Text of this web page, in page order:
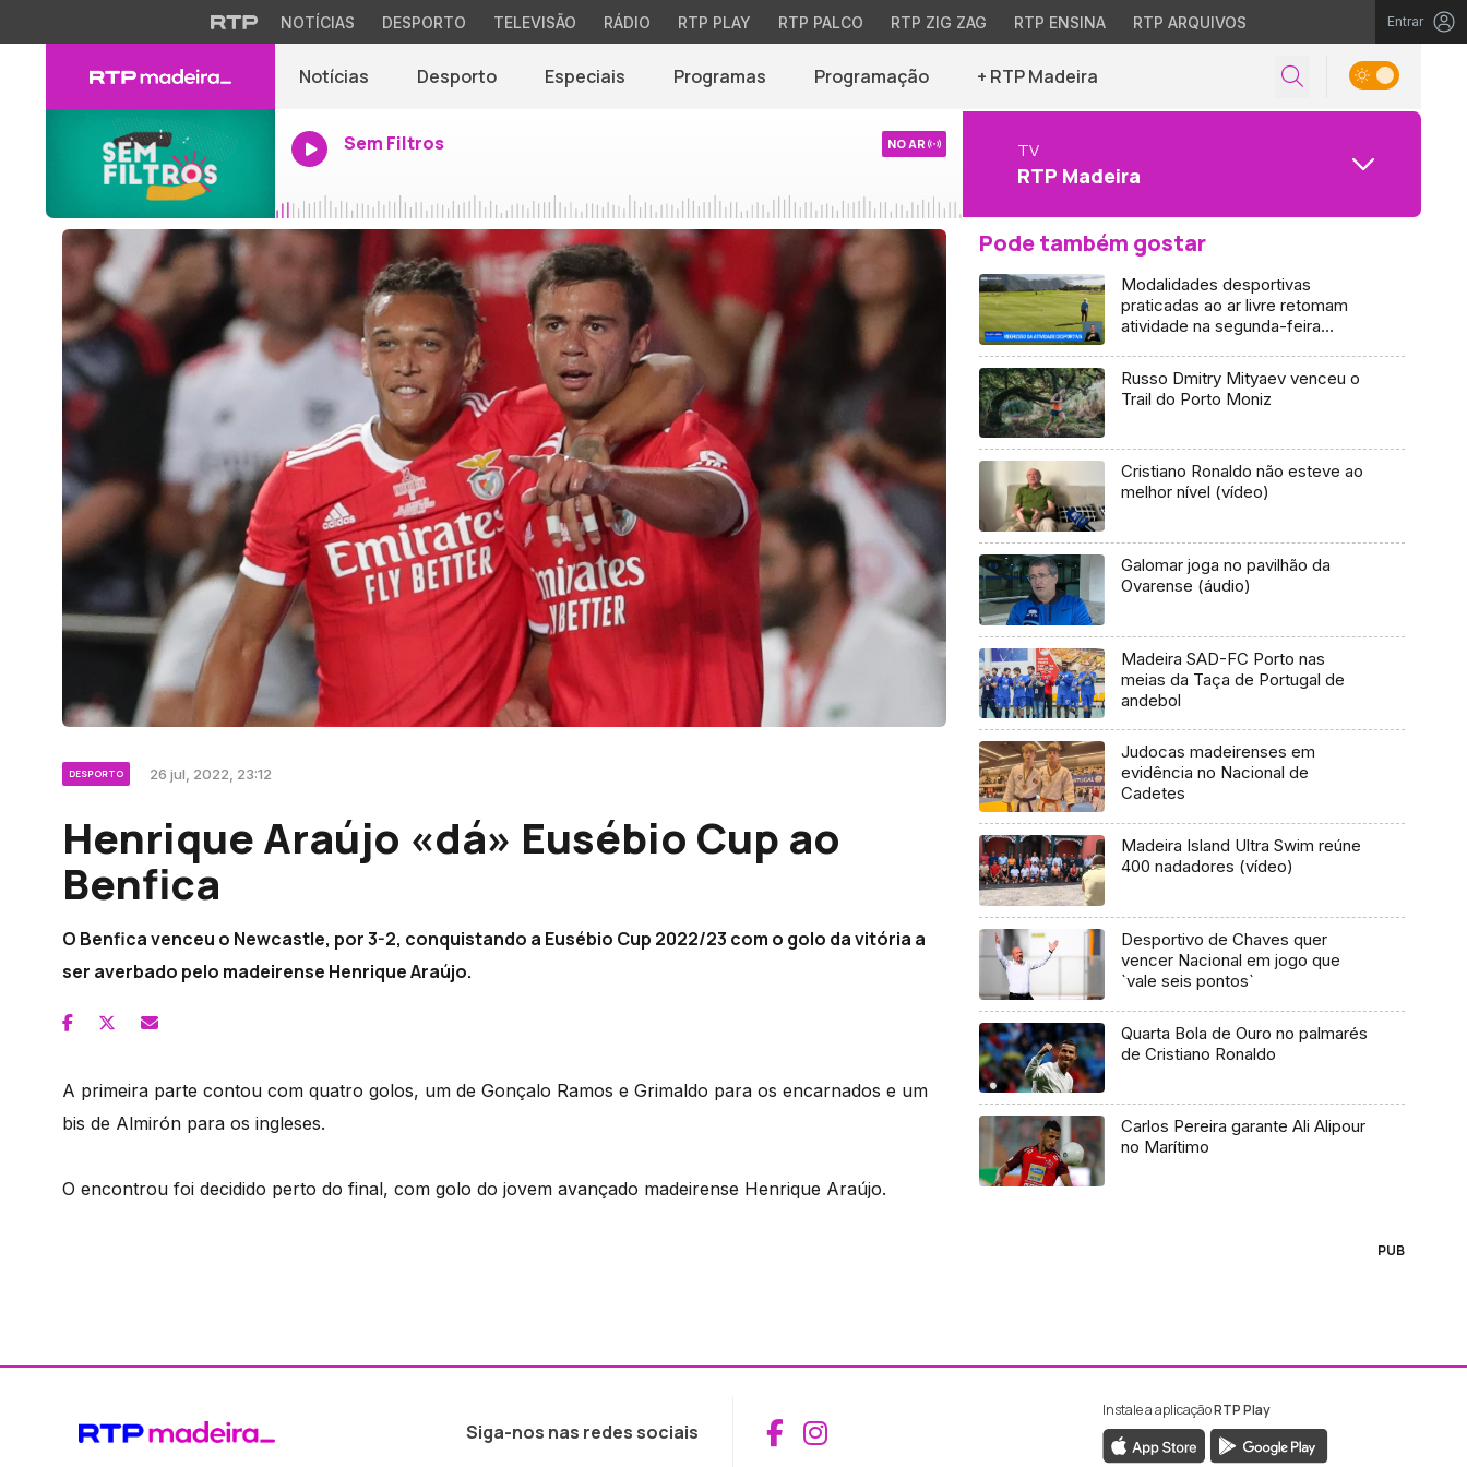
NOTÍCIAS DESPORTO TELEVISÃO RÁDIO RTP PLAY RTP PALCO RTP ZIG ZAG RTP ENSINA RTP ARQUIVOS Entrar
Notícias Desporto Especiais Programas Programação + RTP Madeira
Sem Filtros NO AR TV
RTP Madeira
DESPORTO 26 jul, 2022, 23:12
Henrique Araújo «dá» Eusébio Cup ao
Benfica
O Benfica venceu o Newcastle, por 3-2, conquistando a Eusébio Cup 2022/23 com o golo da vitória a
ser averbado pelo madeirense Henrique Araújo.
A primeira parte contou com quatro golos, um de Gonçalo Ramos e Grimaldo para os encarnados e um
bis de Almirón para os ingleses.
O encontrou foi decidido perto do final, com golo do jovem avançado madeirense Henrique Araújo.
Pode também gostar
Modalidades desportivas
praticadas ao ar livre retomam
atividade na segunda-feira
Russo Dmitry Mityaev venceu o
Trail do Porto Moniz
Cristiano Ronaldo não esteve ao
melhor nível (vídeo)
Galomar joga no pavilhão da
Ovarense (áudio)
Madeira SAD-FC Porto nas
meias da Taça de Portugal de
andebol
Judocas madeirenses em
evidência no Nacional de
Cadetes
Madeira Island Ultra Swim reúne
400 nadadores (vídeo)
Desportivo de Chaves quer
vencer Nacional em jogo que
`vale seis pontos`
Quarta Bola de Ouro no palmarés
de Cristiano Ronaldo
Carlos Pereira garante Ali Alipour
no Marítimo
PUB
Siga-nos nas redes sociais Aceder ao Facebook da RTP Madeira
Aceder ao Instagram da RTP Madeira
Instale a aplicaçãoRTP Play